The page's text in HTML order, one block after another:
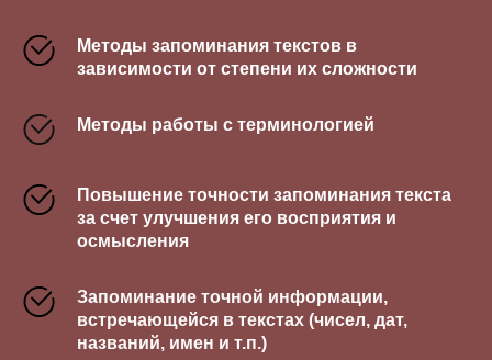
Методы запоминания текстов в
зависимости от степени их сложности
Методы работы с терминологией
Повышение точности запоминания текста
за счет улучшения его восприятия и
осмысления
Запоминание точной информации,
встречающейся в текстах (чисел, дат,
названий, имен и т.п.)